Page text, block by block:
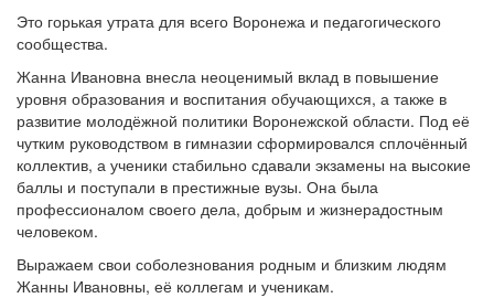
Это горькая утрата для всего Воронежа и педагогического
сообщества.
Жанна Ивановна внесла неоценимый вклад в повышение
уровня образования и воспитания обучающихся, а также в
развитие молодёжной политики Воронежской области. Под её
чутким руководством в гимназии сформировался сплочённый
коллектив, а ученики стабильно сдавали экзамены на высокие
баллы и поступали в престижные вузы. Она была
профессионалом своего дела, добрым и жизнерадостным
человеком.
Выражаем свои соболезнования родным и близким людям
Жанны Ивановны, её коллегам и ученикам.